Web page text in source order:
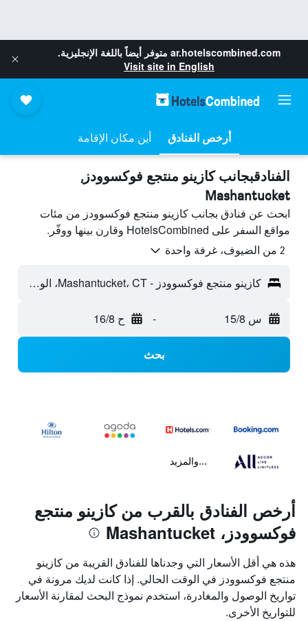
ar.hotelscombined.com متوفر أيضاً باللغة الإنجليزية.
Visit site in English
أرخص الفنادق أين مكان الإقامة
الفنادقبجانب كازينو منتجع فوكسوودز,
Mashantucket
ابحث عن فنادق بجانب كازينو منتجع فوكسوودز من مئات
مواقع السفر على HotelsCombined وقارن بينها ووفّر.
2 من الضيوف، غرفة واحدة
كازينو منتجع فوكسوودز - Mashantucket، CT، الولايات المتحدة الأميريكية
س 15/8 - ح 16/8
بحث
...والمزيد
أرخص الفنادق بالقرب من كازينو منتجع
فوكسوودز، Mashantucket
هذه هي أقل الأسعار التي وجدناها للفنادق القريبة من كازينو
منتجع فوكسوودز في الوقت الحالي. إذا كانت لديك مرونة في
تواريخ الوصول والمغادرة، استخدم نموذج البحث لمقارنة الأسعار
للتواريخ الأخرى.